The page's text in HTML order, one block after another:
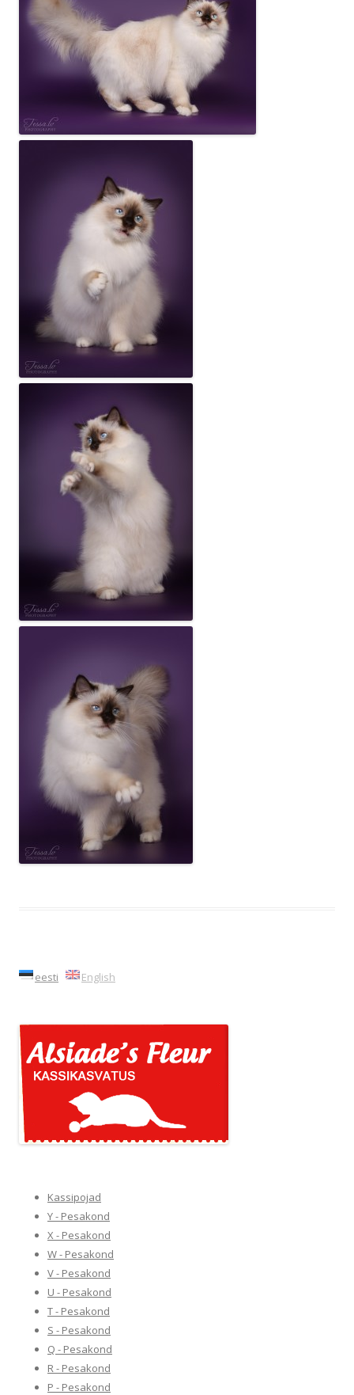
eesti English
Kassipojad
Y - Pesakond
X - Pesakond
W - Pesakond
V - Pesakond
U - Pesakond
T - Pesakond
S - Pesakond
Q - Pesakond
R - Pesakond
P - Pesakond